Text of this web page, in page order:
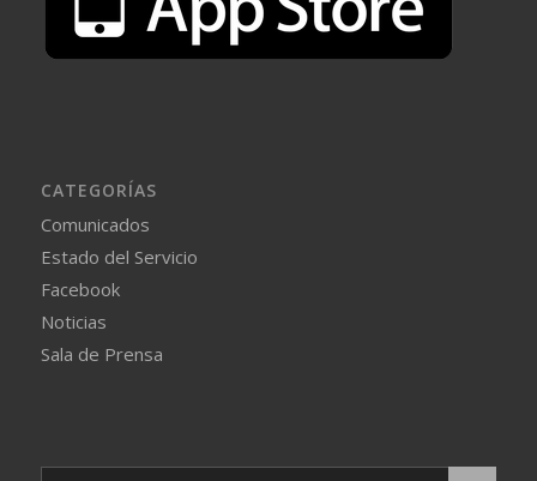
CATEGORÍAS
Comunicados
Estado del Servicio
Facebook
Noticias
Sala de Prensa